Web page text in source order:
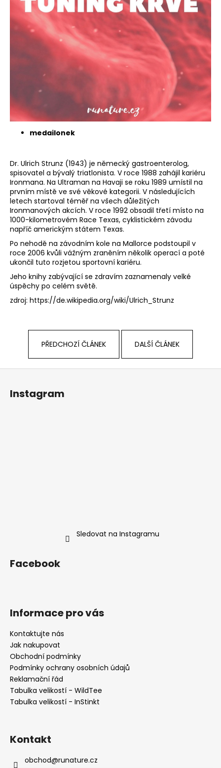
medailonek
Dr. Ulrich Strunz (1943) je německý gastroenterolog,
spisovatel a bývalý triatlonista. V roce 1988 zahájil kariéru
Ironmana. Na Ultraman na Havaji se roku 1989 umístil na
prvním místě ve své věkové kategorii. V následujících
letech startoval téměř na všech důležitých
Ironmanových akcích. V roce 1992 obsadil třetí místo na
1000-kilometrovém Race Texas, cyklistickém závodu
napříč americkým státem Texas.
Po nehodě na závodním kole na Mallorce podstoupil v
roce 2006 kvůli vážným zraněním několik operací a poté
ukončil tuto rozjetou sportovní kariéru.
Jeho knihy zabývající se zdravím zaznamenaly velké
úspěchy po celém světě.
zdroj: https://de.wikipedia.org/wiki/Ulrich_Strunz
PŘEDCHOZÍ ČLÁNEK DALŠÍ ČLÁNEK
Z
Instagram
Sledovat na Instagramu
Facebook
Informace pro vás
Kontaktujte nás
Jak nakupovat
Obchodní podmínky
Podmínky ochrany osobních údajů
Reklamační řád
Tabulka velikostí - WildTee
Tabulka velikostí - InStinkt
Kontakt
obchod@runature.cz